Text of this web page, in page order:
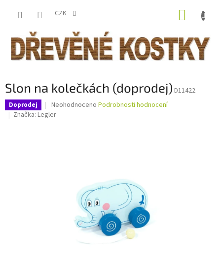
CZK
Slon na kolečkách (doprodej) D11422
Doprodej
Průměrné
hodnocení
Neohodnoceno Podrobnosti hodnocení
Značka: Legler